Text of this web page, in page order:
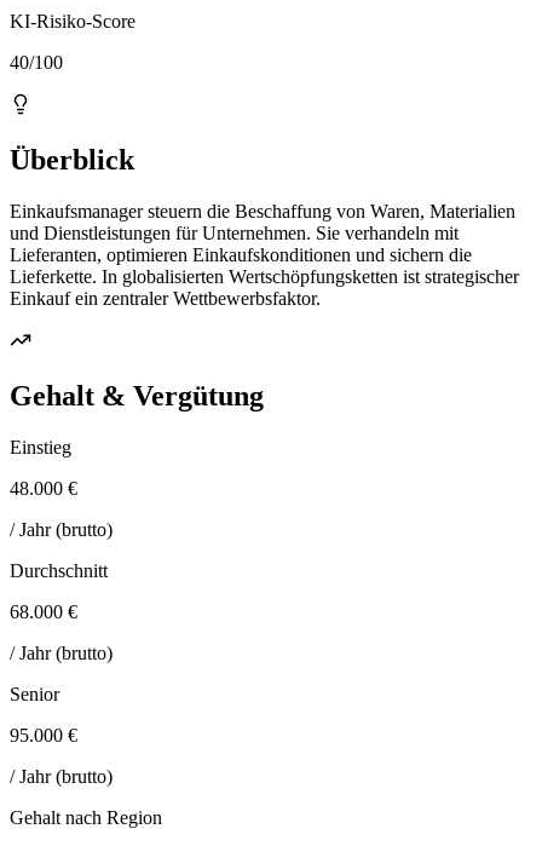
KI-Risiko-Score
40/100
Überblick
Einkaufsmanager steuern die Beschaffung von Waren, Materialien
und Dienstleistungen für Unternehmen. Sie verhandeln mit
Lieferanten, optimieren Einkaufskonditionen und sichern die
Lieferkette. In globalisierten Wertschöpfungsketten ist strategischer
Einkauf ein zentraler Wettbewerbsfaktor.
Gehalt & Vergütung
Einstieg
48.000 €
/ Jahr (brutto)
Durchschnitt
68.000 €
/ Jahr (brutto)
Senior
95.000 €
/ Jahr (brutto)
Gehalt nach Region